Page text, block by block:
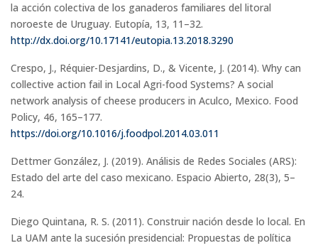
la acción colectiva de los ganaderos familiares del litoral
noroeste de Uruguay. Eutopía, 13, 11–32.
http://dx.doi.org/10.17141/eutopia.13.2018.3290
Crespo, J., Réquier-Desjardins, D., & Vicente, J. (2014). Why can
collective action fail in Local Agri-food Systems? A social
network analysis of cheese producers in Aculco, Mexico. Food
Policy, 46, 165–177.
https://doi.org/10.1016/j.foodpol.2014.03.011
Dettmer González, J. (2019). Análisis de Redes Sociales (ARS):
Estado del arte del caso mexicano. Espacio Abierto, 28(3), 5–
24.
Diego Quintana, R. S. (2011). Construir nación desde lo local. En
La UAM ante la sucesión presidencial: Propuestas de política